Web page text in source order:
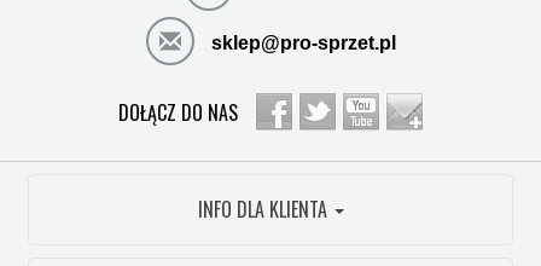
sklep@pro-sprzet.pl
DOŁĄCZ DO NAS
INFO DLA KLIENTA